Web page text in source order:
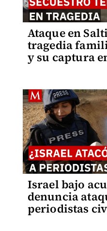
Ataque en
tragedia
y su captura
Israel bajo
denuncia
periodistas